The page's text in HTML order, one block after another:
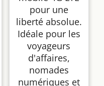
pour une
liberté absolue.
Idéale pour les
voyageurs
d'affaires,
nomades
numériques et